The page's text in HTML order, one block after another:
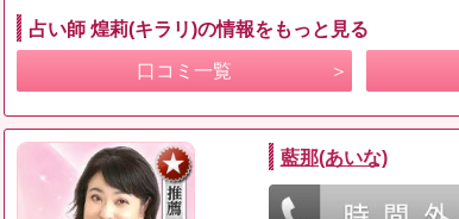
占い師 煌莉(キラリ)の情報をもっと見る
口コミ一覧
藍那(あいな)